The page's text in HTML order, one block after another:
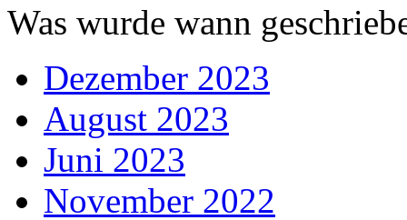
Was wurde wann
Dezember 2023
August 2023
Juni 2023
November 2022